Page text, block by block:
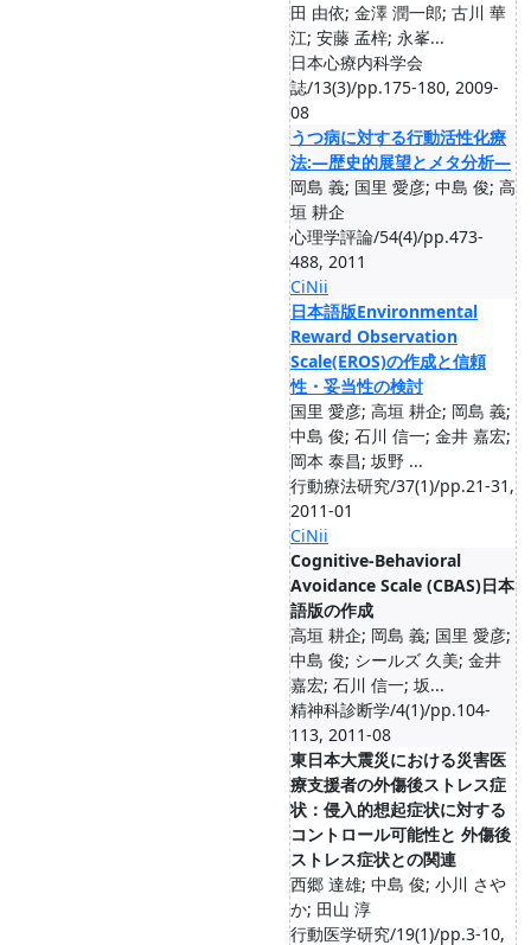
田 由依; 金澤 潤一郎; 古川 華
江; 安藤 孟梓; 永峯...
日本心療内科学会
誌/13(3)/pp.175-180, 2009-
08
うつ病に対する行動活性化療
法:―歴史的展望とメタ分析―
岡島 義; 国里 愛彦; 中島 俊; 高
垣 耕企
心理学評論/54(4)/pp.473-
488, 2011
CiNii
日本語版Environmental
Reward Observation
Scale(EROS)の作成と信頼
性・妥当性の検討
国里 愛彦; 高垣 耕企; 岡島 義;
中島 俊; 石川 信一; 金井 嘉宏;
岡本 泰昌; 坂野 ...
行動療法研究/37(1)/pp.21-31,
2011-01
CiNii
Cognitive-Behavioral
Avoidance Scale (CBAS)日本
語版の作成
高垣 耕企; 岡島 義; 国里 愛彦;
中島 俊; シールズ 久美; 金井
嘉宏; 石川 信一; 坂...
精神科診断学/4(1)/pp.104-
113, 2011-08
東日本大震災における災害医
療支援者の外傷後ストレス症
状：侵入的想起症状に対する
コントロール可能性と 外傷後
ストレス症状との関連
西郷 達雄; 中島 俊; 小川 さや
か; 田山 淳
行動医学研究/19(1)/pp.3-10,